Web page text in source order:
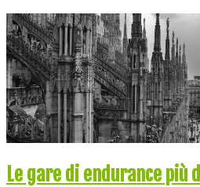
Le gare di endurance più